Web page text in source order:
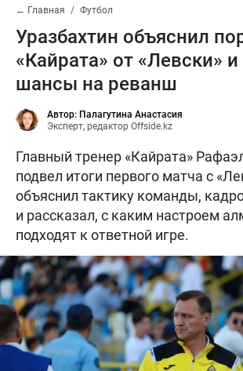
← Главная Футбол
Уразбахтин объяснил
«Кайрата» от «Левски»
шансы на реванш
Автор: Палагутина Анастасия
Эксперт, редактор Offside.kz
Главный тренер «Кайрата»
подвел итоги первого матча с
объяснил тактику команды,
и рассказал, с каким настроем
подходят к ответной игре.